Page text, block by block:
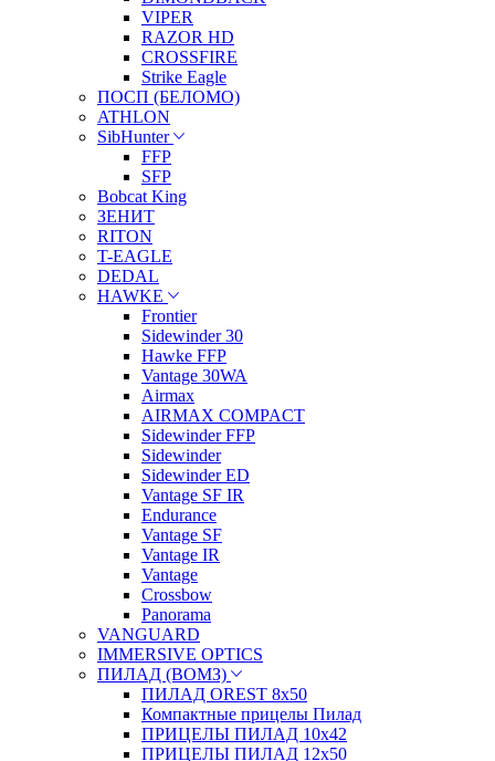
VIPER
RAZOR HD
CROSSFIRE
Strike Eagle
ПОСП (БЕЛОМО)
ATHLON
SibHunter
FFP
SFP
Bobcat King
ЗЕНИТ
RITON
T-EAGLE
DEDAL
HAWKE
Frontier
Sidewinder 30
Hawke FFP
Vantage 30WA
Airmax
AIRMAX COMPACT
Sidewinder FFP
Sidewinder
Sidewinder ED
Vantage SF IR
Endurance
Vantage SF
Vantage IR
Vantage
Crossbow
Panorama
VANGUARD
IMMERSIVE OPTICS
ПИЛАД (ВОМЗ)
ПИЛАД OREST 8х50
Компактные прицелы Пилад
ПРИЦЕЛЫ ПИЛАД 10х42
ПРИЦЕЛЫ ПИЛАД 12х50